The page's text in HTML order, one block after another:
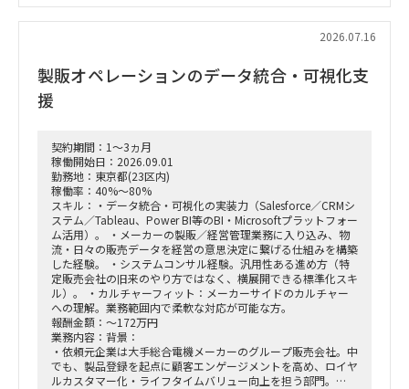
身の企画検討」
単なる進捗管理（事務局型PMO）ではなく、ビジネスと
IT（AI）の両面から中身の議論に入り込み、プロジェクトを実
■ 具体的な業務内容
富裕層向けセグメント戦略、KPI設計、新営業モデル設計など
経営・役員クラスに対する定期的なレポーティングおよび直接
のディスカッション（壁打ち）への参画。
「バディAI」「AIロープレ」「ダッシュボード」等の最先端ツ
ールの要件定義から、それを現場の営業員にどう使わせるか
（行動変容設計）までの定着化支援。
支店長やトップ営業経験を持つクライアント（証券会社側）の
コアメンバーとタッグを組み、現場のリアルな知見を取り込み
ながら実効性の高い設計を行います。
2026.07.16
製販オペレーションのデータ統合・可視化支
援
契約期間：1～3ヵ月
稼働開始日：2026.09.01
勤務地：東京都(23区内)
稼働率：40%～80%
スキル：・データ統合・可視化の実装力（Salesforce／CRMシ
ステム／Tableau、Power BI等のBI・Microsoftプラットフォー
ム活用）。 ・メーカーの製販／経営管理業務に入り込み、物
流・日々の販売データを経営の意思決定に繋げる仕組みを構築
した経験。 ・システムコンサル経験。汎用性ある進め方（特
定販売会社の旧来のやり方ではなく、横展開できる標準化スキ
ル）。 ・カルチャーフィット：メーカーサイドのカルチャー
への理解。業務範囲内で柔軟な対応が可能な方。
報酬金額：～172万円
業務内容：背景：
・依頼元企業は大手総合電機メーカーのグループ販売会社。中
でも、製品登録を起点に顧客エンゲージメントを高め、ロイヤ
ルカスタマー化・ライフタイムバリュー向上を担う部門。